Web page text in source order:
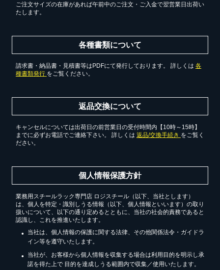
ご注文サイズの在庫があれば午前中のご注文・ご入金で翌営業日出荷い
たします。
各種書類について
請求書・納品書・見積書等はPDFにて発行しております。 詳しくは 各
種書類発行 をご覧ください。
返品交換について
キャンセルについては出荷日の前営業日の受付時間内【10時～15時】
までに必ずお電話でご連絡下さい。 詳しくは 返品/交換手続き をご覧く
ださい。
個人情報保護方針
業務用スチールラック専門店 ロジスチール（以下、当社とします）
は、個人を特定・識別しうる情報（以下、個人情報といいます）の取り
扱いについて、以下の通り定めるとともに、当社の社会的責務であると
認識し、これを推進いたします。
当社は、個人情報の保護に関する法律、その他関係法令・ガイドラ
イン等を遵守いたします。
当社が、お客様から個人情報を収集する場合は利用目的を明示し承
諾を得た上で 目的を達成しうる範囲内で収集／使用いたします。